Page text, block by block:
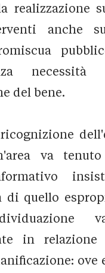
realizzazione
anche
necessità
del bene.
va
di quello
in
ove